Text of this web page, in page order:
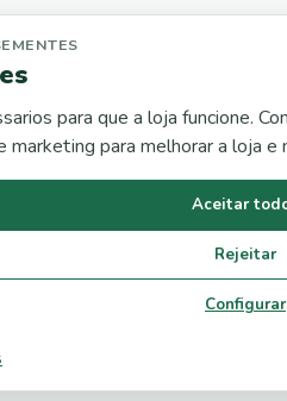
para que a loja funcione.
para melhorar a loja e
Aceitar
Rejeitar
Configurar